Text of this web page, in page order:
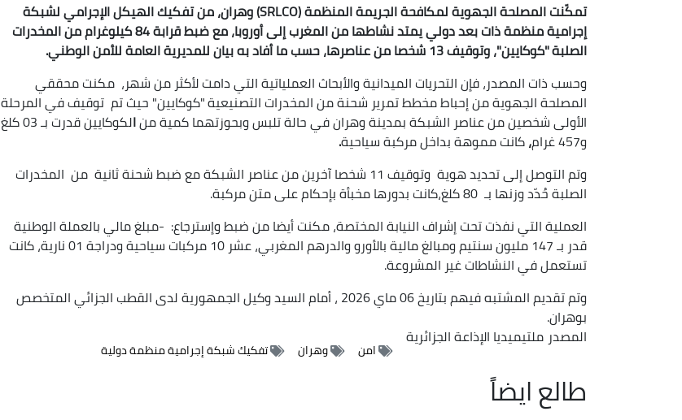
تمكّنت المصلحة الجهوية لمكافحة الجريمة المنظمة (SRLCO) وهران، من تفكيك الهيكل الإجرامي لشبكة
إجرامية منظمة ذات بعد دولي يمتد نشاطها من المغرب إلى أوروبا، مع ضبط قرابة 84 كيلوغرام من المخدرات
الصلبة "كوكايين"، وتوقيف 13 شخصا من عناصرها، حسب ما أفاد به بيان للمديرية العامة للأمن الوطني.
وحسب ذات المصدر، فإن التحريات الميدانية والأبحاث العملياتية التي دامت لأكثر من شهر، مكنت محققي
المصلحة الجهوية من إحباط مخطط تمرير شحنة من المخدرات التصنيعية "كوكايين" حيث تم توقيف في المرحلة
الأولى شخصين من عناصر الشبكة بمدينة وهران في حالة تلبس وبحوزتهما كمية منا
لكوكايين قدرت بـ 03 كلغ
و457
غرام،كانتمموهة بداخل مركبة سياحية.
وتم التوصل إلى تحديد هوية وتوقيف 11 شخصا آخرين من عناصر
الشبكة مع ضبط شحنة ثانية من المخدرات
الصلبة حُدّد وزنها بـ 80 كلغ،كانت بدورها مخبأة بإحكام على متن مركبة.
العملية التي نفذت تحت إشراف النيابة المختصة، مكنت أيضا من ضبط وإسترجاع: -مبلغ مالي بالعملة الوطنية
قدر بـ 147 مليون سنتيم ومبالغ مالية بالأورو والدرهم المغربي، عشر 10 مركبات سياحية ودراجة 01 نارية، كانت
تستعمل في النشاطات غير المشروعة.
وتم تقديم المشتبه فيهم بتاريخ 06 ماي 2026 ، أمام السيد وكيل الجمهورية لدى القطب الجزائي المتخصص
بوهران.
المصدر ملتيميديا الإذاعة الجزائرية
امن وهران تفكيك شبكة إجرامية منظمة دولية
طالع ايضاً